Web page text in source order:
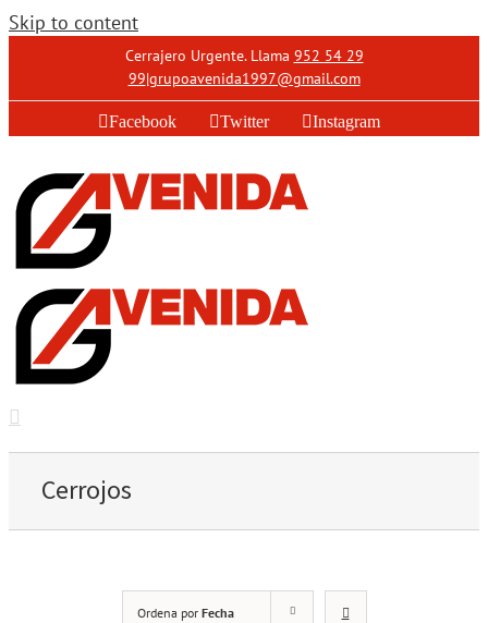
Skip to content
Cerrajero Urgente. Llama 952 54 29
99|grupoavenida1997@gmail.com
Facebook Twitter Instagram
Cerrojos
Ordena por Fecha